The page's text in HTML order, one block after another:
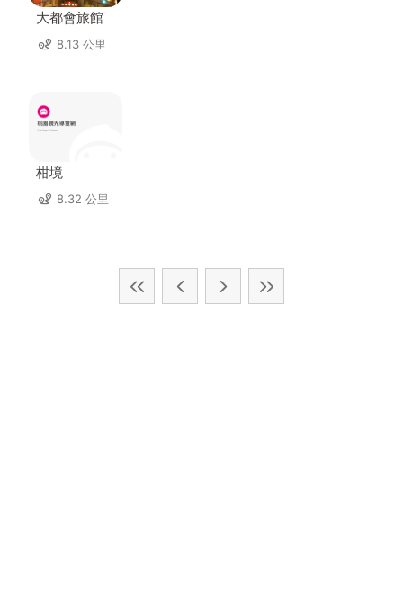
大都會旅館
8.13 公里
柑境
8.32 公里